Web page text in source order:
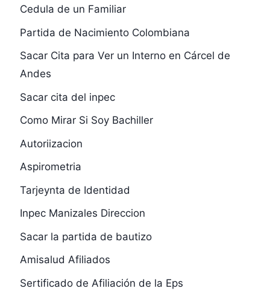
Cedula de un Familiar
Partida de Nacimiento Colombiana
Sacar Cita para Ver un Interno en Cárcel de
Andes
Sacar cita del inpec
Como Mirar Si Soy Bachiller
Autoriizacion
Aspirometria
Tarjeynta de Identidad
Inpec Manizales Direccion
Sacar la partida de bautizo
Amisalud Afiliados
Sertificado de Afiliación de la Eps